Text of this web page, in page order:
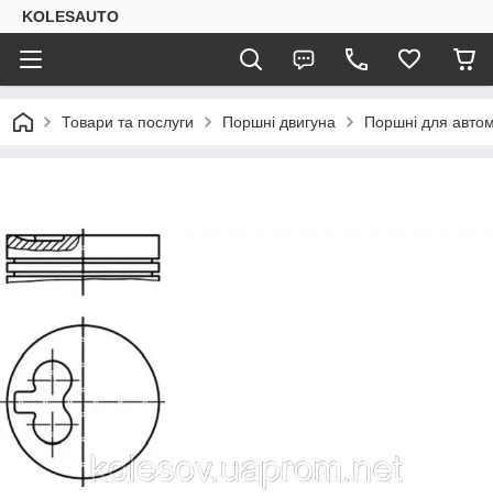
KOLESAUTO
Товари та послуги Поршні двигуна Поршні для